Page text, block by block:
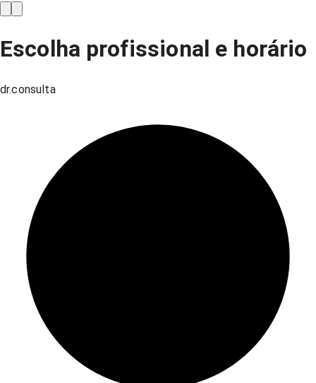
Escolha profissional e horário
dr.consulta